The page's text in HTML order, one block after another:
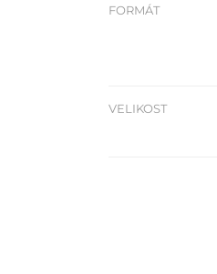
FORMÁT
VELIKOST